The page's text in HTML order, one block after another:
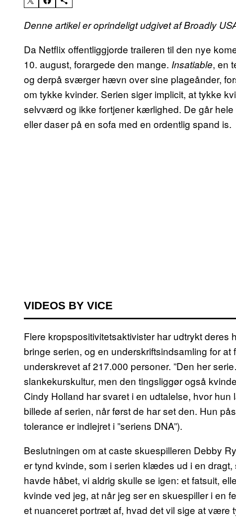
Denne artikel er oprindeligt udgivet af Broadly
Da Netflix offentliggjorde traileren til den nye
10. august, forargede den mange. Insatiable, en
og derpå sværger hævn over sine plageånder,
om tykke kvinder. Serien siger implicit, at tykke
selvværd og ikke fortjener kærlighed. De går
eller daser på en sofa med en ordentlig spand is.
VIDEOS BY VICE
Flere kropspositivitetsaktivister har udtrykt deres
bringe serien, og en underskriftsindsamling for at
underskrevet af 217.000 personer. ”Den her
slankekurskultur, men den tingsliggør også
Cindy Holland har svaret i en udtalelse, hvor
billede af serien, når først de har set den. Hun
tolerance er indlejret i ”seriens DNA”).
Beslutningen om at caste skuespilleren Debby
er tynd kvinde, som i serien klædes ud i en
havde håbet, vi aldrig skulle se igen: et fatsuit,
kvinde ved jeg, at når jeg ser en skuespiller i en
et nuanceret portræt af, hvad det vil sige at være